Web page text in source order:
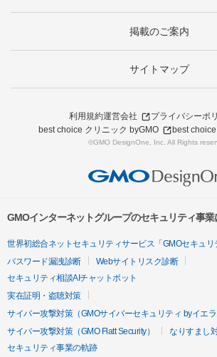
掲載のご案内
サイトマップ
利用規約運営会社
プライバシーポ
best choice クリニック byGMO
best
©GMO DesignOne, Inc. All Rights
GMOインターネットグループのセキュリティ事業
世界初総合ネットセキュリティサービス「GMOセキュリ
パスワード漏洩診断
Webサイトリスク診断
セキュリティ相談AIチャットボット
実在証明・盗聴対策
サイバー攻撃対策（GMOサイバーセキュリティ byイエラ
サイバー攻撃対策（GMO Flatt Security）
なりすまし
セキュリティ事業の軌跡